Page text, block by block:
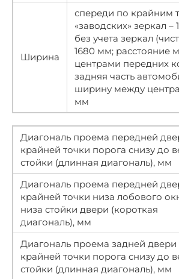
Ширина
спереди по крайним
«заводских» зеркал –
без учета зеркал
1680 мм; расстояние
центрами передних
задняя часть
ширину между
мм
Диагональ проема передней
крайней точки порога снизу до
стойки (длинная диагональ), мм
Диагональ проема передней
крайней точки низа лобового
низа стойки двери (короткая
диагональ), мм
Диагональ проема задней двери
крайней точки порога снизу до
стойки (длинная диагональ), мм